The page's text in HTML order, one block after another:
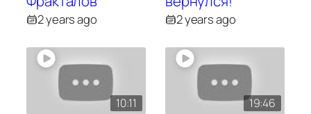
2 years ago 2 years ago
10:11 19:46